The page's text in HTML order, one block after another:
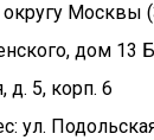
Москвы
дом 13 Б
5, корп. 6